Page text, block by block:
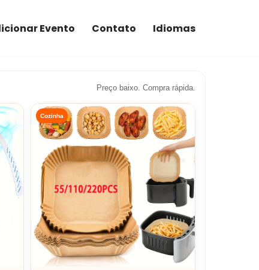
Evento Contato Idiomas
Preço baixo. Compra rápida.
Cozinha